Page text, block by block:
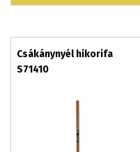
Csákánynyél hikorifa
S71410